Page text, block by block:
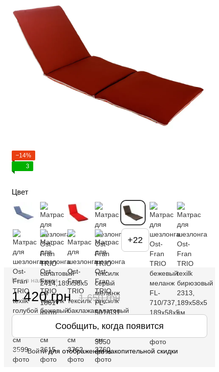
−14%
3
Цвет
+22
Нет в наличии
1 420 грн 1 650 грн
Сообщить, когда появится
% Войтидля отображения накопительной скидки